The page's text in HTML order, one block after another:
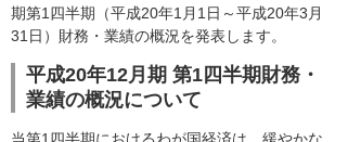
期第1四半期（平成20年1月1日～平成20年3月
31日）財務・業績の概況を発表します。
平成20年12月期 第1四半期財務・
業績の概況について